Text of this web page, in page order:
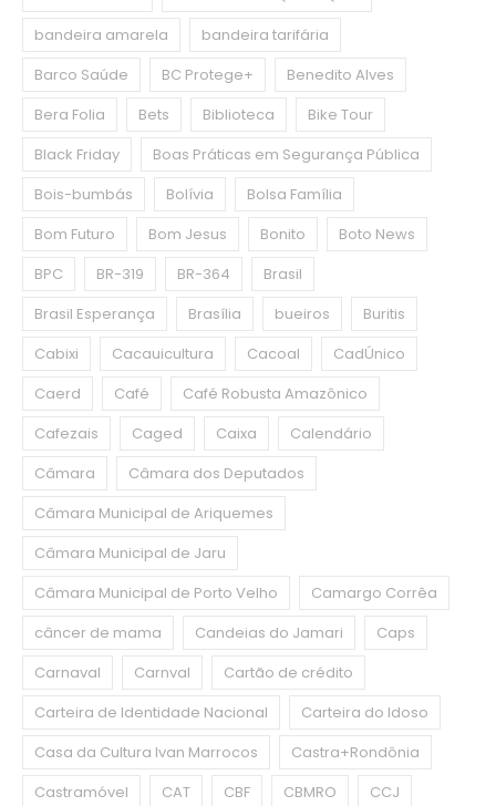
bandeira amarela
bandeira tarifária
Barco Saúde
BC Protege+
Benedito Alves
Bera Folia
Bets Biblioteca
Bike Tour
Black Friday
Boas Práticas em Segurança Pública
Bois-bumbás
Bolívia
Bolsa Família
Bom Futuro
Bom Jesus Bonito
Boto News
BPC
BR-319 BR-364
Brasil
Brasil Esperança
Brasília bueiros
Buritis
Cabixi
Cacauicultura Cacoal
CadÚnico
Caerd
Café
Café Robusta Amazônico
Cafezais
Caged Caixa
Calendário
Câmara
Câmara dos Deputados
Câmara Municipal de Ariquemes
Câmara Municipal de Jaru
Câmara Municipal de Porto Velho
Camargo Corrêa
câncer de mama
Candeias do Jamari
Caps
Carnaval
Carnval
Cartão de crédito
Carteira de Identidade Nacional
Carteira do Idoso
Casa da Cultura Ivan Marrocos
Castra+Rondônia
Castramóvel
CAT CBF CBMRO
CCJ